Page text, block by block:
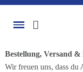
Bestellung, Versand &
Wir freuen uns, dass